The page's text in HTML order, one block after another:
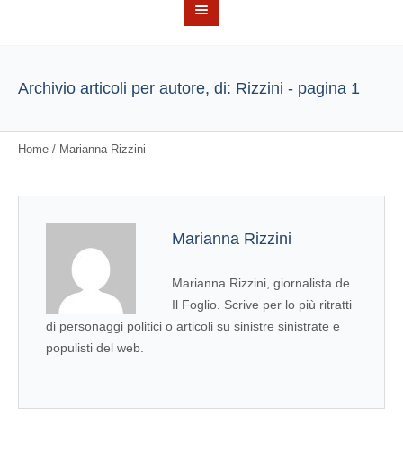
Archivio articoli per autore, di: Rizzini - pagina 1
Home / Marianna Rizzini
Marianna Rizzini
Marianna Rizzini, giornalista de
Il Foglio. Scrive per lo più ritratti
di personaggi politici o articoli su sinistre sinistrate e
populisti del web.